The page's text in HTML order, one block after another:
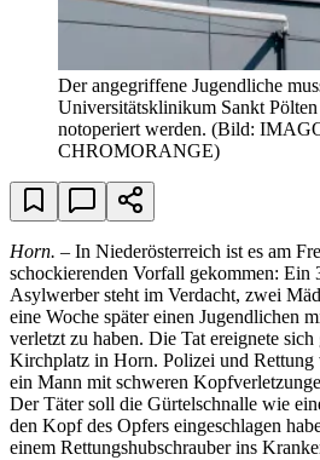
Der angegriffene Jugendliche
Universitätsklinikum Sankt
notoperiert werden. (Bild:
CHROMORANGE)
Horn. – In Niederösterreich ist es am
schockierenden Vorfall gekommen: Ein
Asylwerber steht im Verdacht, zwei
eine Woche später einen Jugendlichen
verletzt zu haben. Die Tat ereignete
Kirchplatz in Horn. Polizei und Rettung
ein Mann mit schweren
Der Täter soll die Gürtelschnalle wie
den Kopf des Opfers eingeschlagen
einem Rettungshubschrauber ins